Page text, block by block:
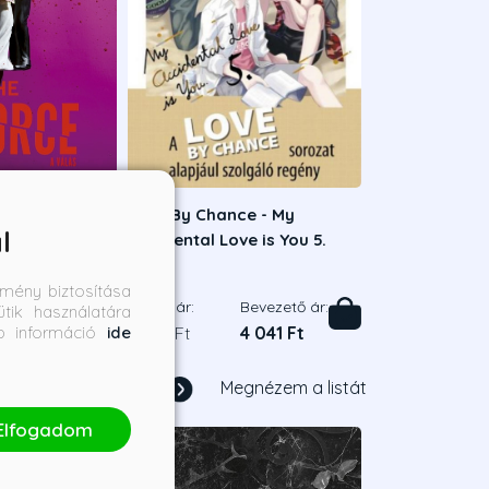
ár:
291 Ft
Love By Chance - My
Accidental Love is You 5.
Borító ár:
4 490 Ft
Bevezető ár:
4 041 Ft
Megnézem a listát
biztosítása
használatára
információ ide